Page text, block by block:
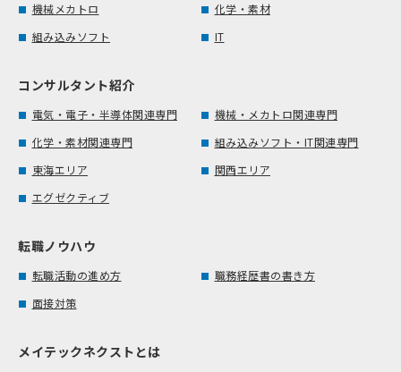
機械メカトロ
化学・素材
組み込みソフト
IT
コンサルタント紹介
電気・電子・半導体関連専門
機械・メカトロ関連専門
化学・素材関連専門
組み込みソフト・IT関連専門
東海エリア
関西エリア
エグゼクティブ
転職ノウハウ
転職活動の進め方
職務経歴書の書き方
面接対策
メイテックネクストとは